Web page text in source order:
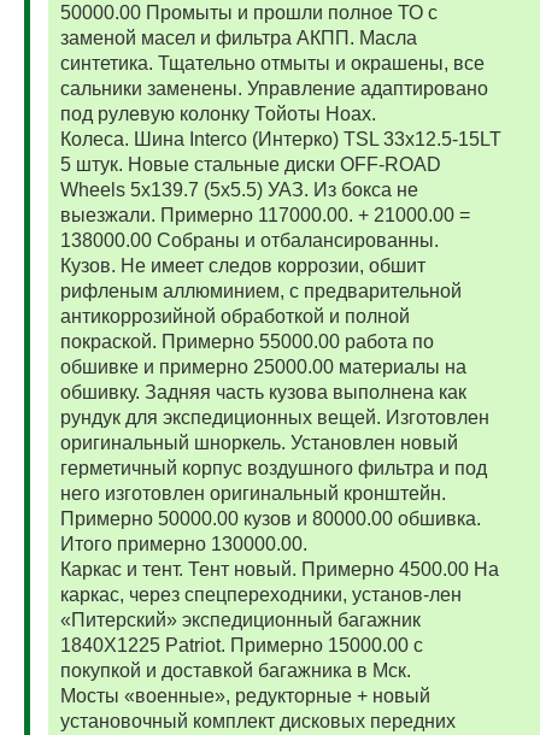
50000.00 Промыты и прошли полное ТО с
заменой масел и фильтра АКПП. Масла
синтетика. Тщательно отмыты и окрашены, все
сальники заменены. Управление адаптировано
под рулевую колонку Тойоты Ноах.
Колеса. Шина Interco (Интерко) TSL 33x12.5-15LT
5 штук. Новые стальные диски OFF-ROAD
Wheels 5x139.7 (5x5.5) УАЗ. Из бокса не
выезжали. Примерно 117000.00. + 21000.00 =
138000.00 Собраны и отбалансированны.
Кузов. Не имеет следов коррозии, обшит
рифленым аллюминием, с предварительной
антикоррозийной обработкой и полной
покраской. Примерно 55000.00 работа по
обшивке и примерно 25000.00 материалы на
обшивку. Задняя часть кузова выполнена как
рундук для экспедиционных вещей. Изготовлен
оригинальный шноркель. Установлен новый
герметичный корпус воздушного фильтра и под
него изготовлен оригинальный кронштейн.
Примерно 50000.00 кузов и 80000.00 обшивка.
Итого примерно 130000.00.
Каркас и тент. Тент новый. Примерно 4500.00 На
каркас, через спецпереходники, установ-лен
«Питерский» экспедиционный багажник
1840Х1225 Patriot. Примерно 15000.00 с
покупкой и доставкой багажника в Мск.
Мосты «военные», редукторные + новый
установочный комплект дисковых передних